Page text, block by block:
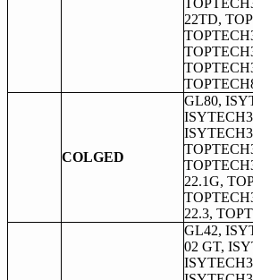
22TD,
COLGED
GL80,
22.1G,
22.3,
GL42,
02 GT,